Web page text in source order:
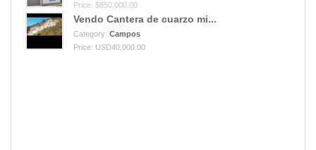
Price: $850,000.00
Vendo Cantera de cuarzo mi...
Category: Campos
Price: USD40,000.00